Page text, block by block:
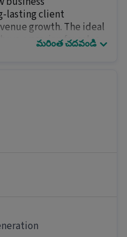
lasting client
growth. The ideal
a passion for sales,
growth.
or services to
with existing
to repeat business.
sales targets.
and competitor
మరింత చదవండి